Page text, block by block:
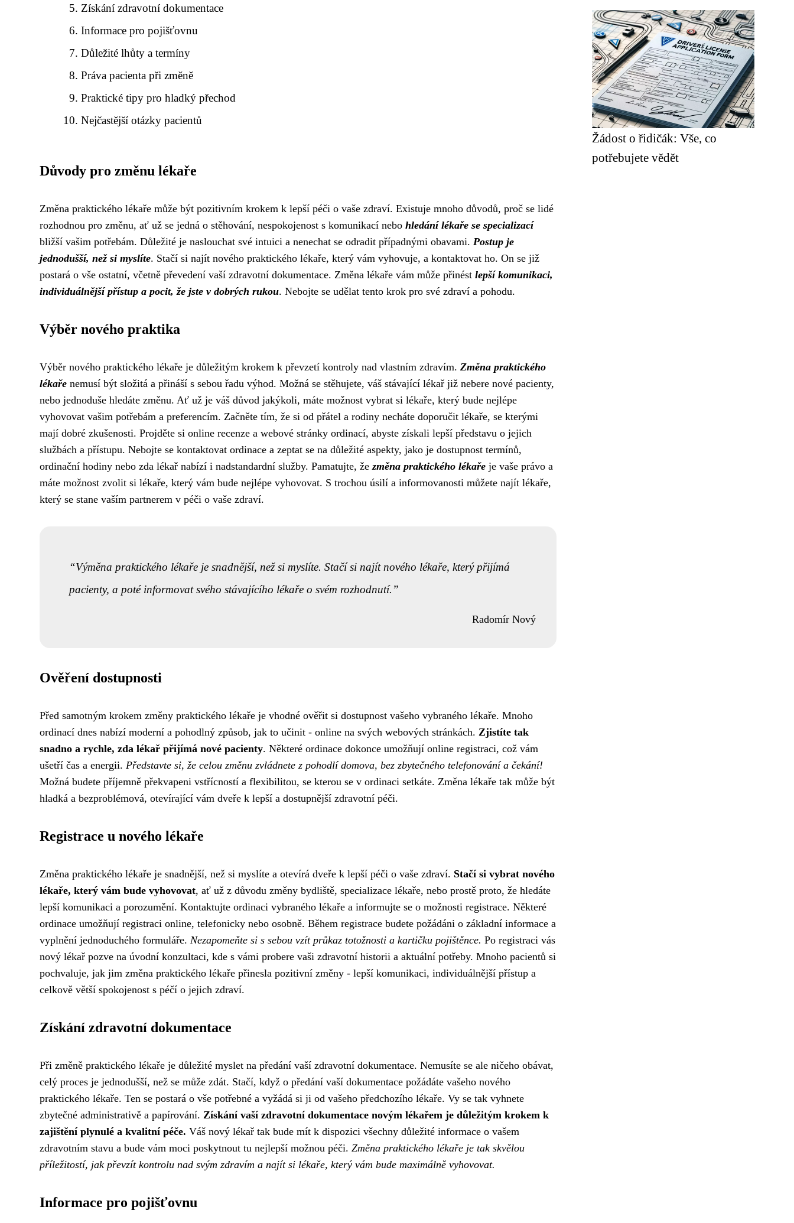
Získání zdravotní dokumentace
Informace pro pojišťovnu
Důležité lhůty a termíny
Práva pacienta při změně
Praktické tipy pro hladký přechod
Nejčastější otázky pacientů
Důvody pro změnu lékaře
Změna praktického lékaře může být pozitivním krokem k lepší péči o vaše zdraví. Existuje mnoho důvodů, proč se lidé
rozhodnou pro změnu, ať už se jedná o stěhování, nespokojenost s komunikací nebo hledání lékaře se specializací
bližší vašim potřebám. Důležité je naslouchat své intuici a nenechat se odradit případnými obavami. Postup je
jednodušší, než si myslíte. Stačí si najít nového praktického lékaře, který vám vyhovuje, a kontaktovat ho. On se již
postará o vše ostatní, včetně převedení vaší zdravotní dokumentace. Změna lékaře vám může přinést lepší komunikaci,
individuálnější přístup a pocit, že jste v dobrých rukou. Nebojte se udělat tento krok pro své zdraví a pohodu.
Výběr nového praktika
Výběr nového praktického lékaře je důležitým krokem k převzetí kontroly nad vlastním zdravím. Změna praktického
lékaře nemusí být složitá a přináší s sebou řadu výhod. Možná se stěhujete, váš stávající lékař již nebere nové pacienty,
nebo jednoduše hledáte změnu. Ať už je váš důvod jakýkoli, máte možnost vybrat si lékaře, který bude nejlépe
vyhovovat vašim potřebám a preferencím. Začněte tím, že si od přátel a rodiny necháte doporučit lékaře, se kterými
mají dobré zkušenosti. Projděte si online recenze a webové stránky ordinací, abyste získali lepší představu o jejich
službách a přístupu. Nebojte se kontaktovat ordinace a zeptat se na důležité aspekty, jako je dostupnost termínů,
ordinační hodiny nebo zda lékař nabízí i nadstandardní služby. Pamatujte, žezměna praktického lékaře je vaše právo a
máte možnost zvolit si lékaře, který vám bude nejlépe vyhovovat. S trochou úsilí a informovanosti můžete najít lékaře,
který se stane vaším partnerem v péči o vaše zdraví.
Výměna praktického lékaře je snadnější, než si myslíte. Stačí si najít nového lékaře, který přijímá
pacienty, a poté informovat svého stávajícího lékaře o svém rozhodnutí.
Radomír Nový
Ověření dostupnosti
Před samotným krokem změny praktického lékaře je vhodné ověřit si dostupnost vašeho vybraného lékaře. Mnoho
ordinací dnes nabízí moderní a pohodlný způsob, jak to učinit - online na svých webových stránkách. Zjistíte tak
snadno a rychle, zda lékař přijímá nové pacienty. Některé ordinace dokonce umožňují online registraci, což vám
ušetří čas a energii. Představte si, že celou změnu zvládnete z pohodlí domova, bez zbytečného telefonování a čekání!
Možná budete příjemně překvapeni vstřícností a flexibilitou, se kterou se v ordinaci setkáte. Změna lékaře tak může být
hladká a bezproblémová, otevírající vám dveře k lepší a dostupnější zdravotní péči.
Registrace u nového lékaře
Změna praktického lékaře je snadnější, než si myslíte a otevírá dveře k lepší péči o vaše zdraví. Stačí si vybrat nového
lékaře, který vám bude vyhovovat, ať už z důvodu změny bydliště, specializace lékaře, nebo prostě proto, že hledáte
lepší komunikaci a porozumění. Kontaktujte ordinaci vybraného lékaře a informujte se o možnosti registrace. Některé
ordinace umožňují registraci online, telefonicky nebo osobně. Během registrace budete požádáni o základní informace a
vyplnění jednoduchého formuláře. Nezapomeňte si s sebou vzít průkaz totožnosti a kartičku pojištěnce. Po registraci vás
nový lékař pozve na úvodní konzultaci, kde s vámi probere vaši zdravotní historii a aktuální potřeby. Mnoho pacientů si
pochvaluje, jak jim změna praktického lékaře přinesla pozitivní změny - lepší komunikaci, individuálnější přístup a
celkově větší spokojenost s péčí o jejich zdraví.
Získání zdravotní dokumentace
Při změně praktického lékaře je důležité myslet na předání vaší zdravotní dokumentace. Nemusíte se ale ničeho obávat,
celý proces je jednodušší, než se může zdát. Stačí, když o předání vaší dokumentace požádáte vašeho nového
praktického lékaře. Ten se postará o vše potřebné a vyžádá si ji od vašeho předchozího lékaře. Vy se tak vyhnete
zbytečné administrativě a papírování. Získání vaší zdravotní dokumentace novým lékařem je důležitým krokem k
zajištění plynulé a kvalitní péče. Váš nový lékař tak bude mít k dispozici všechny důležité informace o vašem
zdravotním stavu a bude vám moci poskytnout tu nejlepší možnou péči. Změna praktického lékaře je tak skvělou
příležitostí, jak převzít kontrolu nad svým zdravím a najít si lékaře, který vám bude maximálně vyhovovat.
Informace pro pojišťovnu
Žádost o řidičák: Vše, co
potřebujete vědět